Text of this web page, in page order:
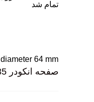
تمام شد
64 mm
صفحه انکودر 35 شیار محوری شفت 16و قطر 64 میلیمتر